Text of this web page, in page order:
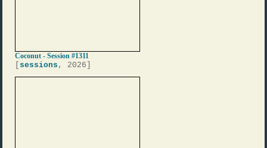
Coconut - Session #1311
sessions , 2026]